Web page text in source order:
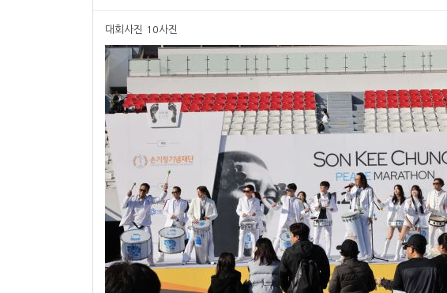
대회사진 10사진